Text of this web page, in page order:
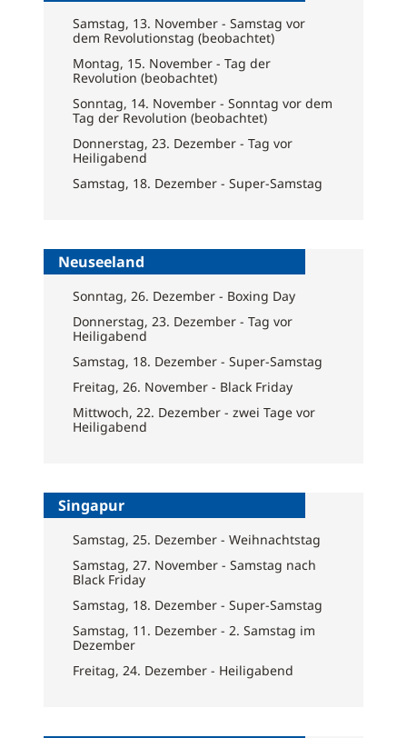
Samstag, 13. November - Samstag vor
dem Revolutionstag (beobachtet)
Montag, 15. November - Tag der
Revolution (beobachtet)
Sonntag, 14. November - Sonntag vor dem
Tag der Revolution (beobachtet)
Donnerstag, 23. Dezember - Tag vor
Heiligabend
Samstag, 18. Dezember - Super-Samstag
Neuseeland
Sonntag, 26. Dezember - Boxing Day
Donnerstag, 23. Dezember - Tag vor
Heiligabend
Samstag, 18. Dezember - Super-Samstag
Freitag, 26. November - Black Friday
Mittwoch, 22. Dezember - zwei Tage vor
Heiligabend
Singapur
Samstag, 25. Dezember - Weihnachtstag
Samstag, 27. November - Samstag nach
Black Friday
Samstag, 18. Dezember - Super-Samstag
Samstag, 11. Dezember - 2. Samstag im
Dezember
Freitag, 24. Dezember - Heiligabend